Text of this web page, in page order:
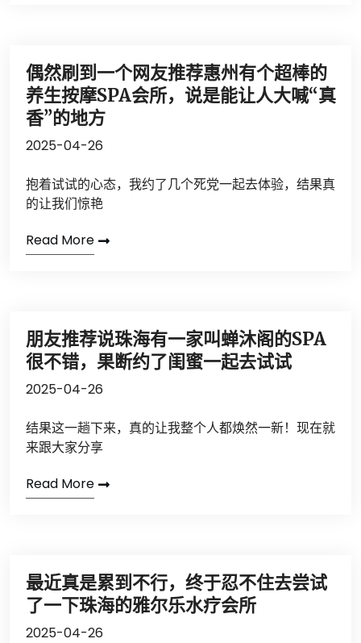
偶然刷到一个网友推荐惠州有个超棒的
养生按摩SPA会所，说是能让人大喊“真
香”的地方
2025-04-26
抱着试试的心态，我约了几个死党一起去体验，结果真
的让我们惊艳
Read More
朋友推荐说珠海有一家叫蝉沐阁的SPA
很不错，果断约了闺蜜一起去试试
2025-04-26
结果这一趟下来，真的让我整个人都焕然一新！现在就
来跟大家分享
Read More
最近真是累到不行，终于忍不住去尝试
了一下珠海的雅尔乐水疗会所
2025-04-26